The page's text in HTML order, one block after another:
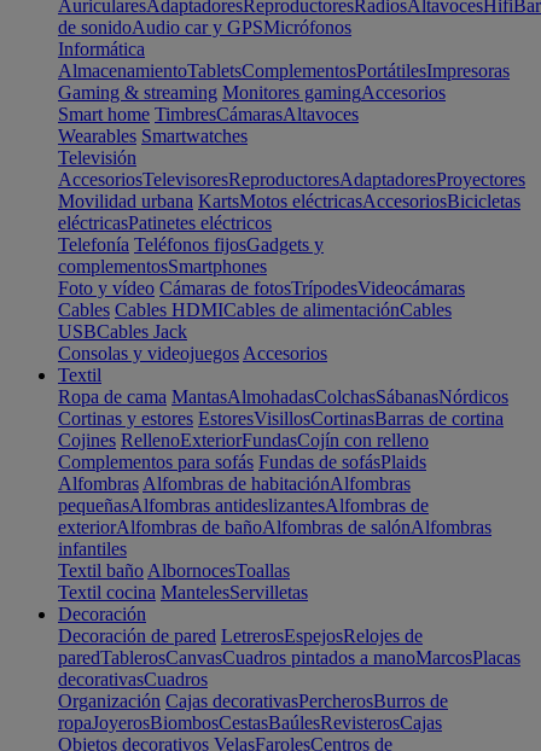
AuricularesAdaptadoresReproductoresRadiosAltavocesHifi
de sonidoAudio car y GPSMicrófonos
Informática
AlmacenamientoTabletsComplementosPortátilesImpresoras
Gaming & streaming Monitores gamingAccesorios
Smart home TimbresCámarasAltavoces
Wearables Smartwatches
Televisión
AccesoriosTelevisoresReproductoresAdaptadoresProyectores
Movilidad urbana KartsMotos eléctricasAccesoriosBicicletas
eléctricasPatinetes eléctricos
Telefonía Teléfonos fijosGadgets y
complementosSmartphones
Foto y vídeo Cámaras de fotosTrípodesVideocámaras
Cables Cables HDMICables de alimentaciónCables
USBCables Jack
Consolas y videojuegos Accesorios
Textil
Ropa de cama MantasAlmohadasColchasSábanasNórdicos
Cortinas y estores EstoresVisillosCortinasBarras de cortina
Cojines RellenoExteriorFundasCojín con relleno
Complementos para sofás Fundas de sofásPlaids
Alfombras Alfombras de habitaciónAlfombras
pequeñasAlfombras antideslizantesAlfombras de
exteriorAlfombras de bañoAlfombras de salónAlfombras
infantiles
Textil baño AlbornocesToallas
Textil cocina MantelesServilletas
Decoración
Decoración de pared LetrerosEspejosRelojes de
paredTablerosCanvasCuadros pintados a manoMarcosPlacas
decorativasCuadros
Organización Cajas decorativasPercherosBurros de
ropaJoyerosBiombosCestasBaúlesRevisterosCajas
Objetos decorativos VelasFarolesCentros de